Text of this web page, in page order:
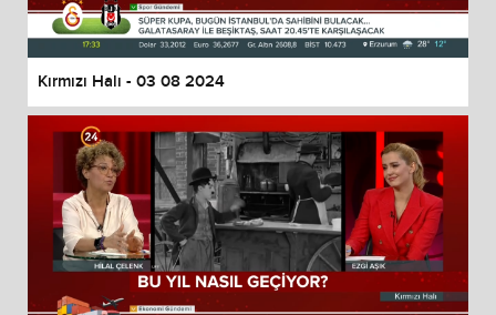
Kırmızı Halı - 03 08 2024